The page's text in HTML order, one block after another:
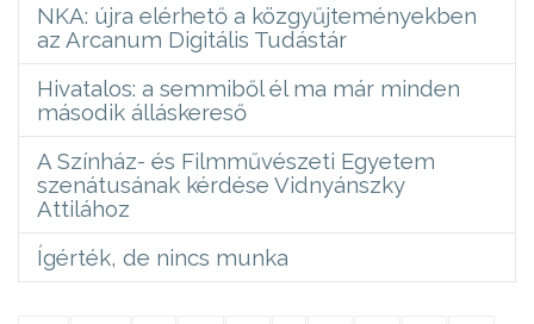
NKA: újra elérhető a közgyűjteményekben
az Arcanum Digitális Tudástár
Hivatalos: a semmiből él ma már minden
második álláskereső
A Színház- és Filmművészeti Egyetem
szenátusának kérdése Vidnyánszky
Attilához
Ígérték, de nincs munka